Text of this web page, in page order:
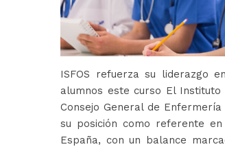
ISFOS refuerza su liderazgo
alumnos este curso El Instituto
Consejo General de
su posición como referente
España, con un balance